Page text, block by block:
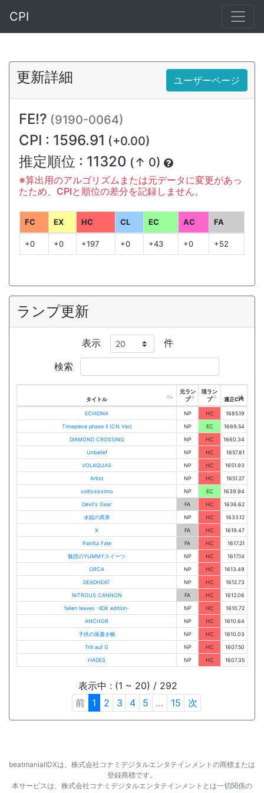
CPI
更新詳細 ユーザーページ
FE!? (9190-0064)
CPI : 1596.91 (+0.00)
推定順位 : 11320 (↑ 0)
※算出用のアルゴリズムまたは元データに変更があっ
たため、CPIと順位の差分を記録しません。
FC EX HC CL EC AC FA
+0 +0 +197 +0 +43 +0 +52
ランプ更新
表示 件
検索
タイトル
元ラン
プ
現ラン
プ
適正CPI
ECHIDNA NP HC
1685.19
Timepiece phase II (CN Ver.)
NP EC
1669.54
DIAMOND CROSSING
NP HC
1660.34
Unbelief
NP HC
1657.81
VOLAQUAS
NP HC
1651.93
Artist
NP HC
1651.27
voltississimo
NP EC
1639.94
Devil's Gear
FA HC
1636.62
水鏡の異界
NP HC
1633.12
X
FA HC
1619.47
Painful Fate
FA HC
1617.21
魅惑のYUMMYスイーツ
NP HC
1617.14
ORCA
NP HC
1613.49
DEADHEAT
NP HC
1612.73
NITROUS CANNON
FA HC
1612.06
fallen leaves -IIDX edition-
NP HC
1610.72
ANCHOR
NP HC
1610.64
子供の落書き帳
NP HC
1610.03
Trill auf G
NP HC
1607.50
HADES
NP HC 1607.35
表示中 : (1 ~ 20) / 292
前
1 2 3 4 5 … 15 次
beatmaniaⅡDXは、株式会社コナミデジタルエンタテインメントの商標または
登録商標です。
本サービスは、株式会社コナミデジタルエンタテインメントとは一切関係の